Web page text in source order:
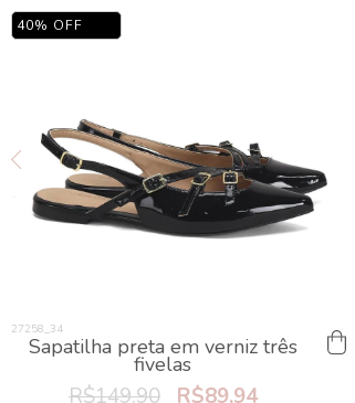
40% OFF
Sapatilha preta em verniz três
fivelas
R$149,90 R$89,94